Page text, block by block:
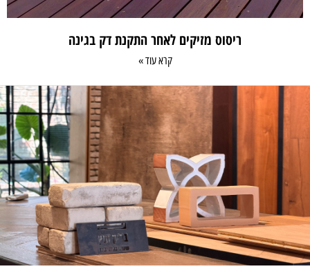
ריסוס מזיקים לאחר התקנת דק בגינה
קרא עוד »